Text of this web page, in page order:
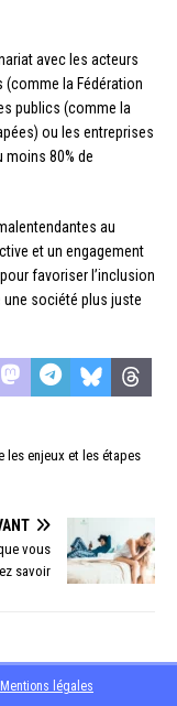
avec les acteurs
la Fédération
publics (comme la
ou les entreprises
80% de
au
et un engagement
favoriser l’inclusion
société plus juste
les enjeux et les étapes
vous
savoir
Mentions légales